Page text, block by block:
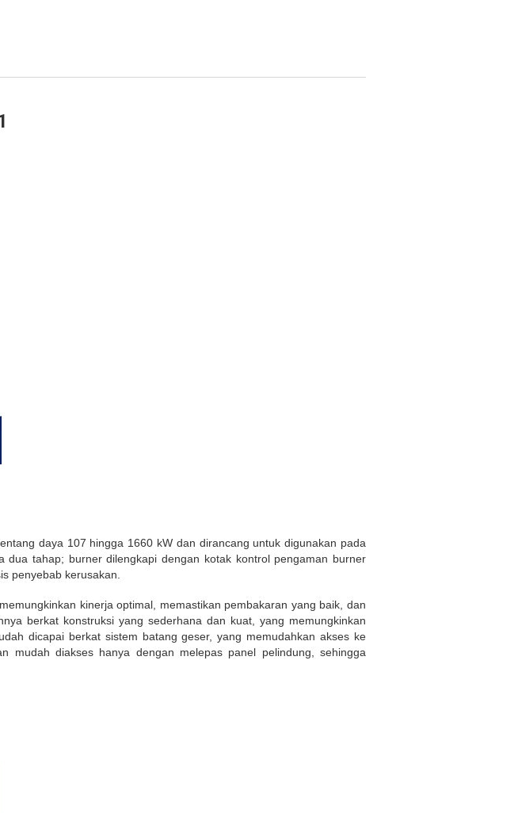
daya 107 hingga 1660 kW dan dirancang untuk digunakan pada
tahap; burner dilengkapi dengan kotak kontrol pengaman burner
penyebab kerusakan.
kinerja optimal, memastikan pembakaran yang baik, dan
berkat konstruksi yang sederhana dan kuat, yang memungkinkan
dicapai berkat sistem batang geser, yang memudahkan akses ke
mudah diakses hanya dengan melepas panel pelindung, sehingga